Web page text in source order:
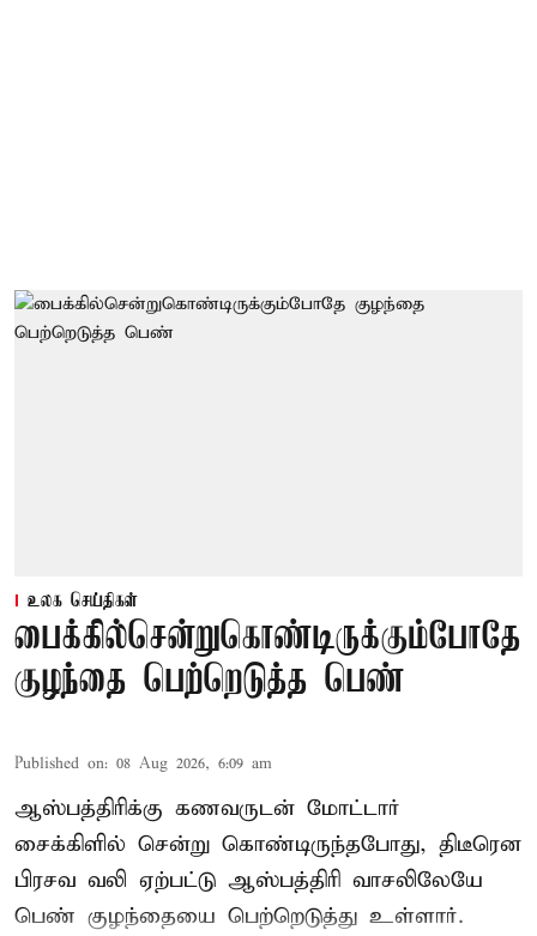
உலக செய்திகள்
பைக்கில்சென்றுகொண்டிருக்கும்போதே
குழந்தை பெற்றெடுத்த பெண்
Published on: 08 Aug 2026, 6:09 am
ஆஸ்பத்திரிக்கு கணவருடன் மோட்டார்
சைக்கிளில் சென்று கொண்டிருந்தபோது, திடீரென
பிரசவ வலி ஏற்பட்டு ஆஸ்பத்திரி வாசலிலேயே
பெண் குழந்தையை பெற்றெடுத்து உள்ளார்.